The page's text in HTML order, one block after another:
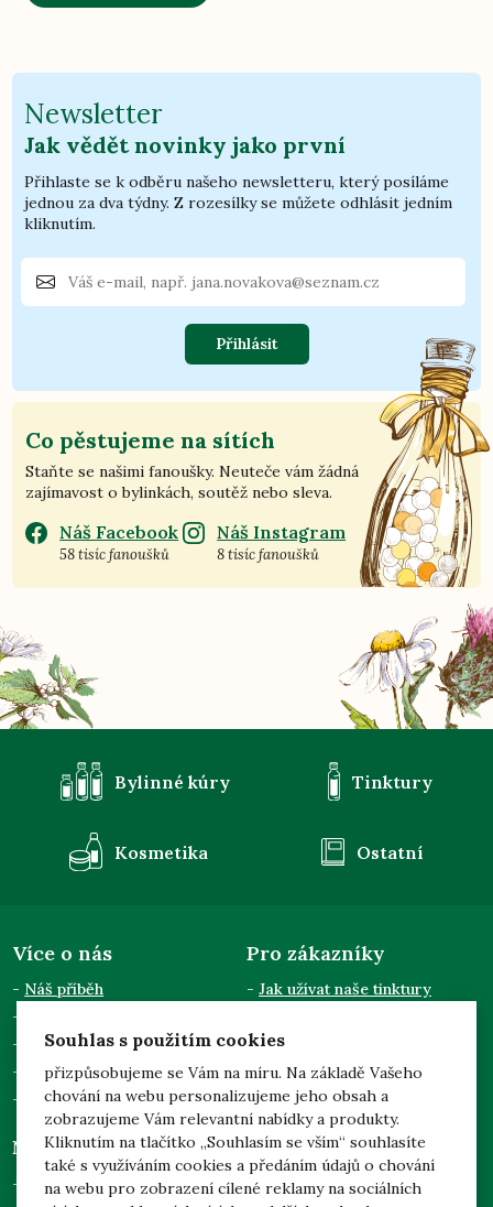
Souhlas s použitím cookies
přizpůsobujeme se Vám na míru. Na základě Vašeho
chování na webu personalizujeme jeho obsah a
zobrazujeme Vám relevantní nabídky a produkty.
Kliknutím na tlačítko „Souhlasím se vším“ souhlasíte
také s využíváním cookies a předáním údajů o chování
na webu pro zobrazení cílené reklamy na sociálních
Newsletter
Jak vědět novinky jako první
Přihlaste se k odběru našeho newsletteru, který posíláme
jednou za dva týdny. Z rozesílky se můžete odhlásit jedním
kliknutím.
Přihlásit
Co pěstujeme na sítích
Staňte se našimi fanoušky. Neuteče vám žádná
zajímavost o bylinkách, soutěž nebo sleva.
Náš Facebook
58 tisíc fanoušků
Náš Instagram
8 tisíc fanoušků
Bylinné kúry Tinktury
Kosmetika Ostatní
Více o nás
Náš příběh
Kontakty
Pro odběratele
Dotace EU
Pro zákazníky
Jak užívat naše tinktury
Doprava a platba
Zpracování osobních údajů
Něco navíc
Prohlídka našich zahrad
Mgr. Jarmila Podhorná
(Naděje)
Brodek u Konice 3